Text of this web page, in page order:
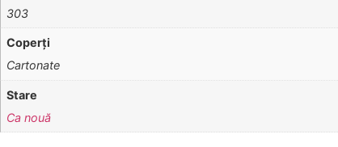
303
Coperţi
Cartonate
Stare
Ca nouă